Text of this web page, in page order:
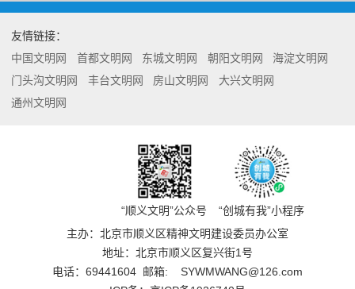
友情链接：
中国文明网
首都文明网 东城文明网 朝阳文明网
海淀文明网
门头沟文明网
丰台文明网 房山文明网
大兴文明网
通州文明网
“顺义文明”公众号
“创城有我”小程序
主办：北京市顺义区精神文明建设委员办公室
地址：北京市顺义区复兴街1号
电话： 69441604 邮箱:
SYWMWANG@126.com